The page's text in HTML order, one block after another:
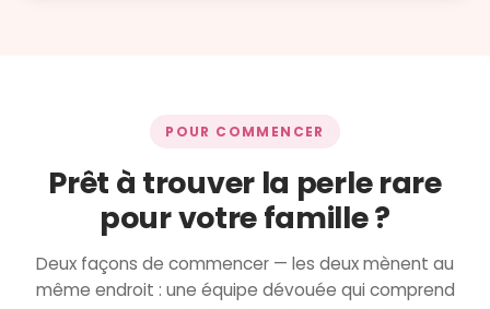
POUR COMMENCER
Prêt à trouver la perle rare
pour votre famille ?
Deux façons de commencer — les deux mènent au
même endroit : une équipe dévouée qui comprend